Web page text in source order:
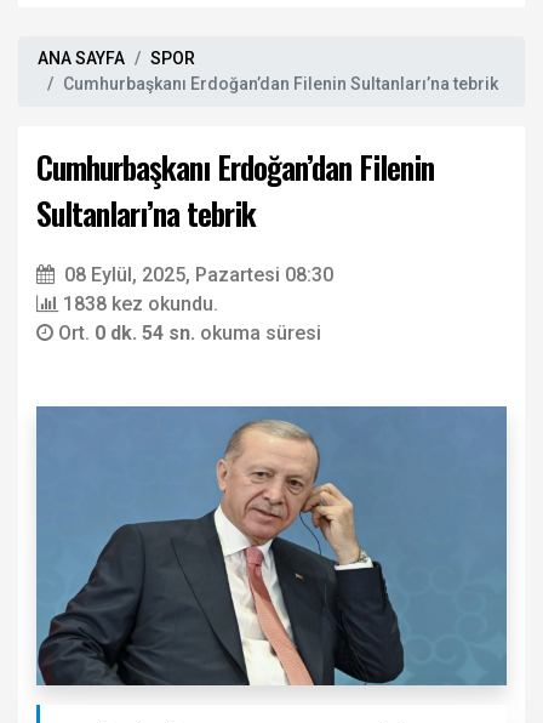
ANA SAYFA
SPOR
Cumhurbaşkanı Erdoğan’dan Filenin Sultanları’na tebrik
Cumhurbaşkanı Erdoğan’dan Filenin
Sultanları’na tebrik
08 Eylül, 2025, Pazartesi 08:30
1838 kez okundu.
Ort. 0 dk. 54 sn. okuma süresi